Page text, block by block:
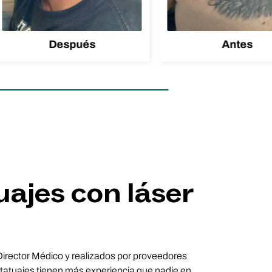
Después Antes
con láser
Médico y realizados por proveedores